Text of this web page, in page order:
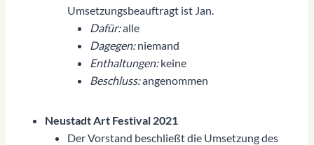
Umsetzungsbeauftragt ist Jan.
Dafür:alle
Dagegen:niemand
Enthaltungen:keine
Beschluss:angenommen
Neustadt Art Festival 2021
Der Vorstand beschließt die Umsetzung des